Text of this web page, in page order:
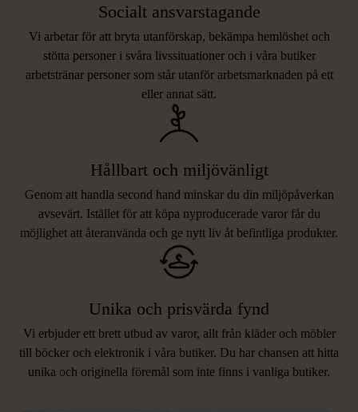
Socialt ansvarstagande
Vi arbetar för att bryta utanförskap, bekämpa hemlöshet och
stötta personer i svåra livssituationer och i våra butiker
arbetstränar personer som står utanför arbetsmarknaden på ett
eller annat sätt.
Hållbart och miljövänligt
Genom att handla second hand minskar du din miljöpåverkan
avsevärt. Istället för att köpa nyproducerade varor får du
möjlighet att återanvända och ge nytt liv åt befintliga produkter.
Unika och prisvärda fynd
Vi erbjuder ett brett utbud av varor, allt från kläder och möbler
till böcker och elektronik i våra butiker. Du har chansen att hitta
unika och originella föremål som inte finns i vanliga butiker.
LIKNANDE PRODUKTER
Hitta produkter som påminner om denna